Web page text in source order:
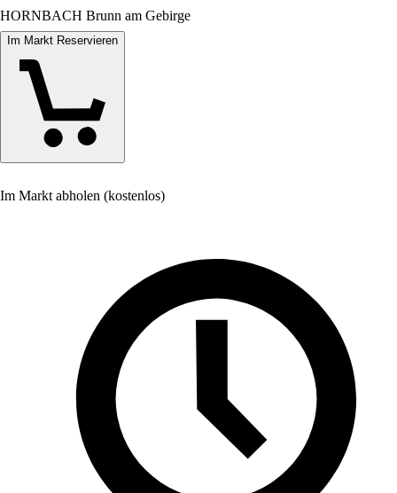
HORNBACH Brunn am Gebirge
Im Markt Reservieren
Im Markt abholen (kostenlos)